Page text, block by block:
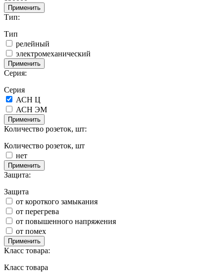
Применить
Тип:
Тип
релейный
электромеханический
Применить
Серия:
Серия
АСН Ц
АСН ЭМ
Применить
Количество розеток, шт:
Количество розеток, шт
нет
Применить
Защита:
Защита
от короткого замыкания
от перегрева
от повышенного напряжения
от помех
Применить
Класс товара:
Класс товара